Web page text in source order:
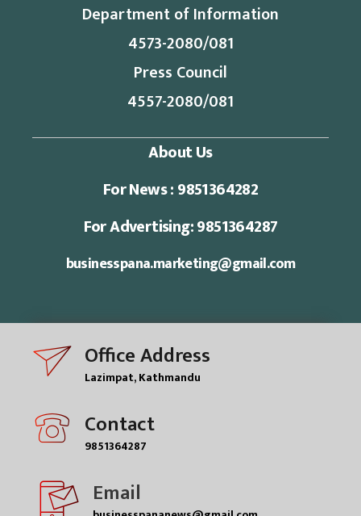
Department of Information
4573-2080/081
Press Council
4557-2080/081
About Us
For News : 9851364282
For Advertising: 9851364287
businesspana.marketing@gmail.com
Office Address
Lazimpat, Kathmandu
Contact
9851364287
Email